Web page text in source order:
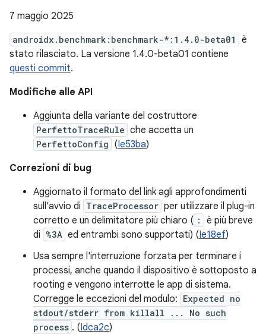
7 maggio 2025
androidx.benchmark:benchmark-*:1.4.0-beta01
è
stato rilasciato. La versione 1.4.0-beta01 contiene
questi commit.
Modifiche alle API
Aggiunta della variante del costruttore
PerfettoTraceRule che accetta un
PerfettoConfig (Ie53ba)
Correzioni di bug
Aggiornato il formato del link agli approfondimenti
sull'avvio di TraceProcessor per utilizzare il plug-in
corretto e un delimitatore più chiaro ( :
è più breve
di %3A ed entrambi sono supportati) (Ie18ef)
Usa sempre l'interruzione forzata per terminare i
processi, anche quando il dispositivo è sottoposto a
rooting e vengono interrotte le app di sistema.
Corregge le eccezioni del modulo: Expected no
stdout/stderr from killall ... No such
process . (Idca2c)